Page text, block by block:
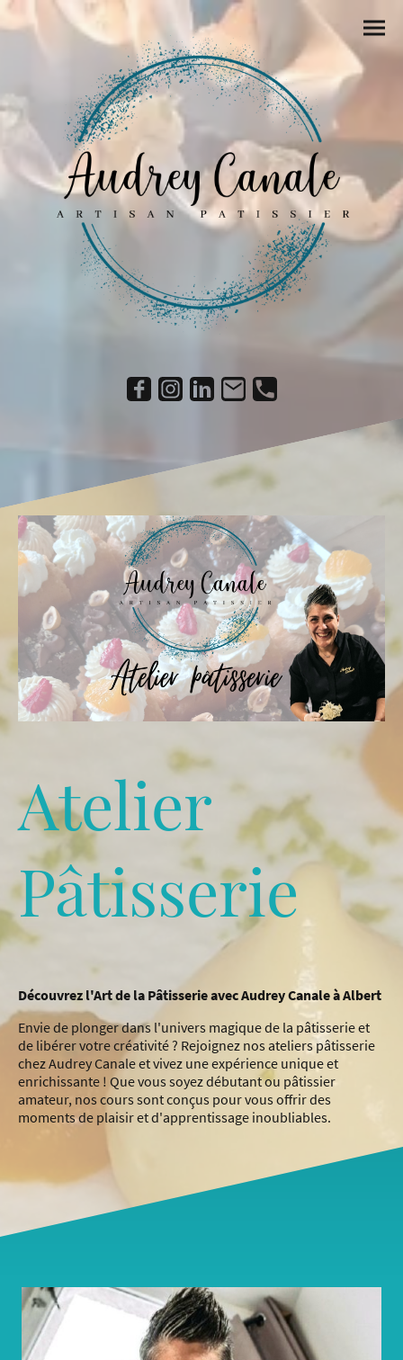
Atelier
Pâtisserie
Découvrez l'Art de la Pâtisserie avec Audrey Canale à Albert
Envie de plonger dans l'univers magique de la pâtisserie et
de libérer votre créativité ? Rejoignez nos ateliers pâtisserie
chez Audrey Canale et vivez une expérience unique et
enrichissante ! Que vous soyez débutant ou pâtissier
amateur, nos cours sont conçus pour vous offrir des
moments de plaisir et d'apprentissage inoubliables.